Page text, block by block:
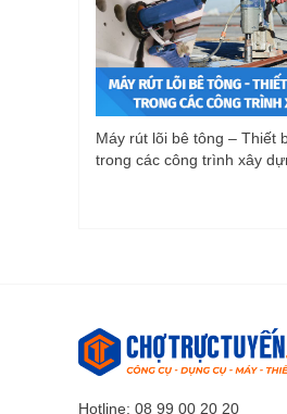
Máy rút lõi bê tông – Thiết
trong các công trình xây
Hotline: 08 99 00 20 20